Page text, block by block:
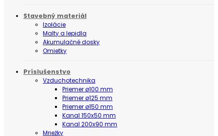
Stavebný materiál
Izolácie
Malty a lepidla
Akumulačné dosky
Omietky
Príslušenstvo
Vzduchotechnika
Priemer ø100 mm
Priemer ø125 mm
Priemer ø150 mm
Kanal 150x50 mm
Kanal 200x90 mm
Mriežky